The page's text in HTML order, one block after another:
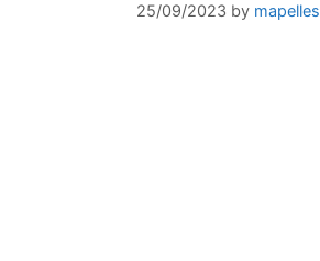
25/09/2023 by mapelles